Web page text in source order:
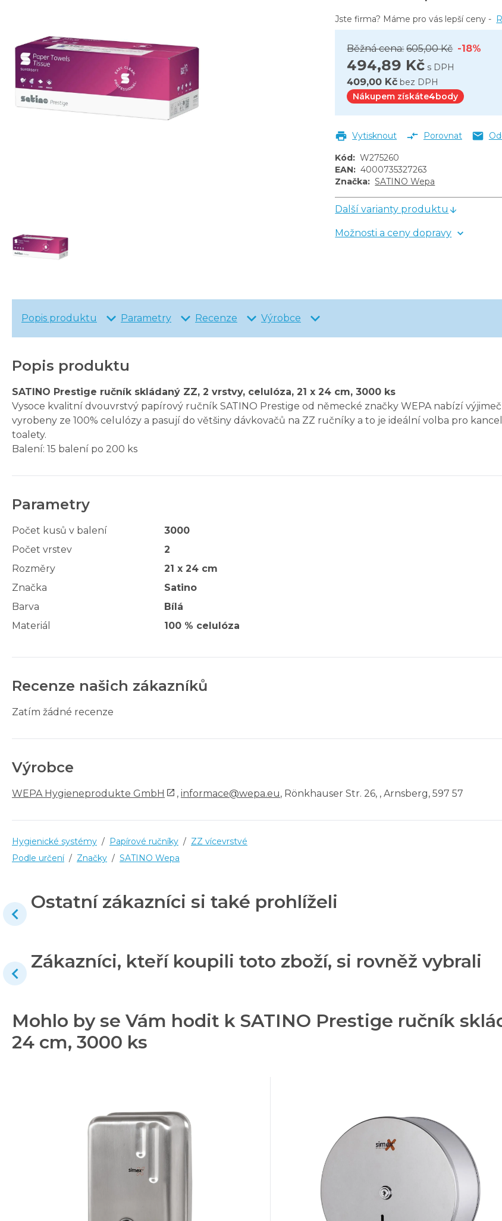
Běžná cena: 605,00 Kč -18%
494,89 Kč s DPH
409,00 Kč bez DPH
Nákupem získáte4body
Jste firma? Máme pro vás lepší ceny -
Vytisknout Porovnat
Kód: W275260
EAN: 4000735327263
Značka: SATINO Wepa
Další varianty produktu
Možnosti a ceny dopravy
Popis produktu Parametry Recenze Výrobce
Popis produktu
SATINO Prestige ručník skládaný ZZ, 2 vrstvy, celulóza, 21 x 24 cm, 3000 ks
Vysoce kvalitní dvouvrstvý papírový ručník SATINO Prestige od německé značky WEPA nabízí
vyrobeny ze 100% celulózy a pasují do většiny dávkovačů na ZZ ručníky a to je ideální volba pro
toalety.
Balení: 15 balení po 200 ks
Parametry
Počet kusů v balení
3000
Počet vrstev
2
Rozměry
21 x 24 cm
Značka
Satino
Barva
Bílá
Materiál
100 % celulóza
Recenze našich zákazníků
Zatím žádné recenze
Výrobce
WEPA Hygieneprodukte GmbH , informace@wepa.eu, Rönkhauser Str. 26, , Arnsberg, 597 57
Hygienické systémy / Papírové ručníky / ZZ vícevrstvé
Podle určení / Značky / SATINO Wepa
Ostatní zákazníci si také prohlíželi
Zákazníci, kteří koupili toto zboží, si rovněž vybrali
Mohlo by se Vám hodit k SATINO Prestige ručník
24 cm, 3000 ks